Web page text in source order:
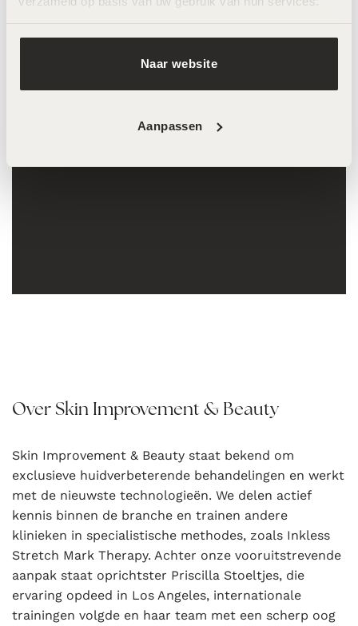
Naar website
Aanpassen
een stralende huid.
Over Skin Improvement & Beauty
Skin Improvement & Beauty staat bekend om
exclusieve huidverbeterende behandelingen en werkt
met de nieuwste technologieën. We delen actief
kennis binnen de branche en trainen andere
klinieken in specialistische methodes, zoals Inkless
Stretch Mark Therapy. Achter onze vooruitstrevende
aanpak staat oprichtster Priscilla Stoeltjes, die
ervaring opdeed in Los Angeles, internationale
trainingen volgde en haar team met een scherp oog